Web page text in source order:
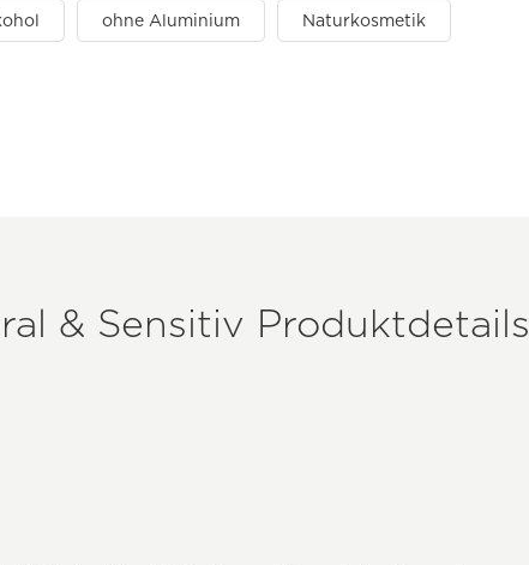
ohne Aluminium Naturkosmetik
& Sensitiv Produktdetails